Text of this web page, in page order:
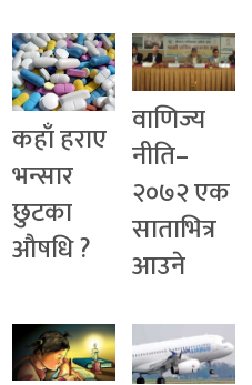
कहाँ हराए
भन्सार
छुटका
औषधि ?
वाणिज्य
नीति–
२०७२ एक
साताभित्र
आउने